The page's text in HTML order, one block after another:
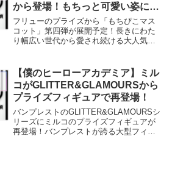
から登場！もちっと可愛い姿に癒
やされる！
フリューのプライズから「もちぴこマス
コット」第四弾が展開予定！長きにわた
り幅広い世代から愛され続ける大人気ア
弾がついに展開されます。コロンとした
丸いフォルムが特徴的な本...
【僕のヒーローアカデミア】ミル
コがGLITTER&GLAMOURSから
プライズフィギュアで再登場！
バンプレストのGLITTER&GLAMOURSシ
リーズにミルコのプライズフィギュアが
再登場！バンプレストが誇る大型フィギ